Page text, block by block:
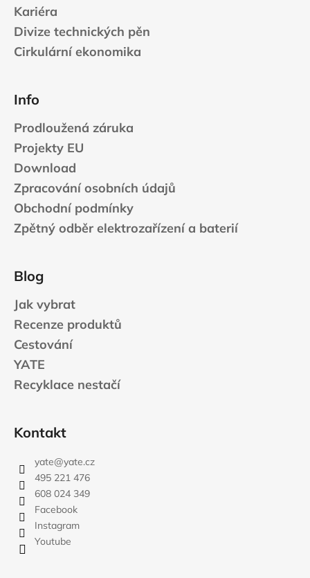
Kariéra
Divize technických pěn
Cirkulární ekonomika
Info
Prodloužená záruka
Projekty EU
Download
Zpracování osobních údajů
Obchodní podmínky
Zpětný odběr elektrozařízení a baterií
Blog
Jak vybrat
Recenze produktů
Cestování
YATE
Recyklace nestačí
Kontakt
yate@yate.cz
495 221 476
608 024 349
Facebook
Instagram
Youtube